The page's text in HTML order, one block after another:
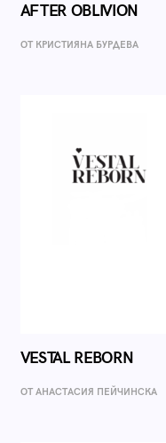
AFTER OBLIVION
ОТ КРИСТИЯНА БУРДЕВА
VESTAL REBORN
ОТ AНАСТАСИЯ ПЕЙЧИНСКА